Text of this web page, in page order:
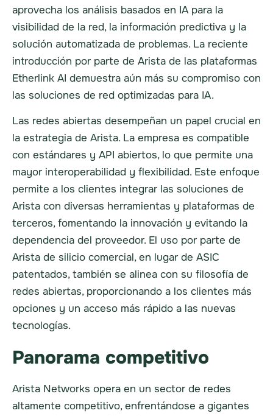
aprovecha los análisis basados en IA para la
visibilidad de la red, la información predictiva y la
solución automatizada de problemas. La reciente
introducción por parte de Arista de las plataformas
Etherlink AI demuestra aún más su compromiso con
las soluciones de red optimizadas para IA.
Las redes abiertas desempeñan un papel crucial en
la estrategia de Arista. La empresa es compatible
con estándares y API abiertos, lo que permite una
mayor interoperabilidad y flexibilidad. Este enfoque
permite a los clientes integrar las soluciones de
Arista con diversas herramientas y plataformas de
terceros, fomentando la innovación y evitando la
dependencia del proveedor. El uso por parte de
Arista de silicio comercial, en lugar de ASIC
patentados, también se alinea con su filosofía de
redes abiertas, proporcionando a los clientes más
opciones y un acceso más rápido a las nuevas
tecnologías.
Panorama competitivo
Arista Networks opera en un sector de redes
altamente competitivo, enfrentándose a gigantes